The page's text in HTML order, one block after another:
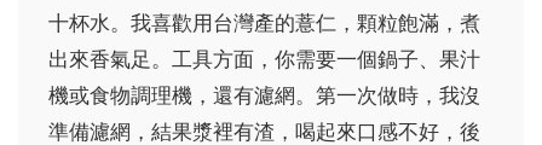
十杯水。我喜歡用台灣產的薏仁，顆粒飽滿，煮
出來香氣足。工具方面，你需要一個鍋子、果汁
機或食物調理機，還有濾網。第一次做時，我沒
準備濾網，結果漿裡有渣，喝起來口感不好，後